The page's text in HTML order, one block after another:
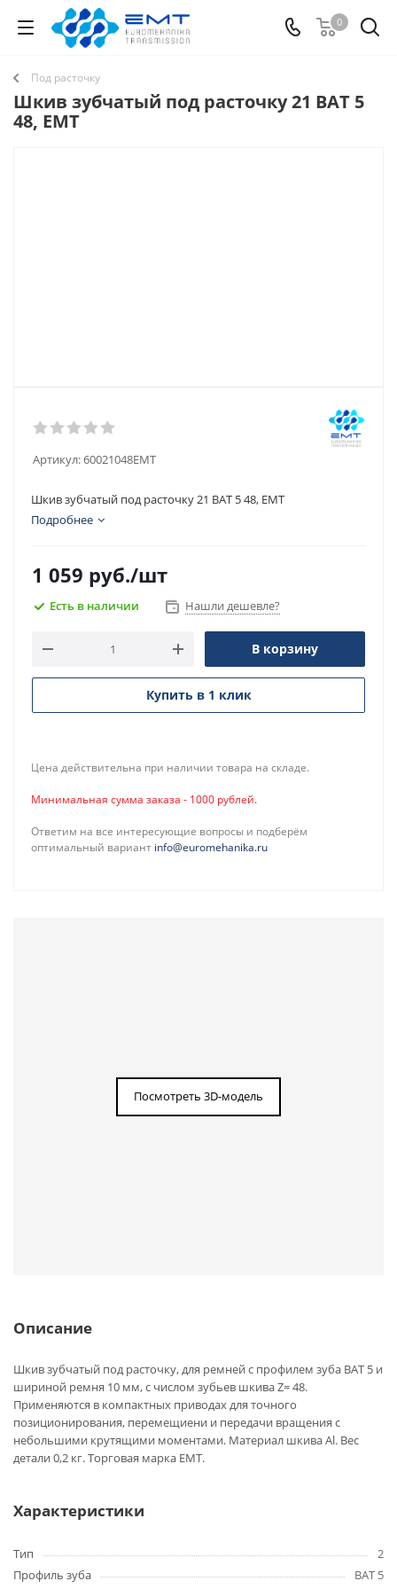
0
Под расточку
Шкив зубчатый под расточку 21 BAT 5
48, EMT
Артикул:60021048EMT
Шкив зубчатый под расточку 21 BAT 5 48, EMT
Подробнее
1 059 руб./шт
Есть в наличии Нашли дешевле?
В корзину
Купить в 1 клик
Цена действительна при наличии товара на складе.
Минимальная сумма заказа - 1000 рублей.
Ответим на все интересующие вопросы и подберём
оптимальный вариант info@euromehanika.ru
Посмотреть 3D-модель
Описание
Шкив зубчатый под расточку, для ремней с профилем зуба BAT 5 и
шириной ремня 10 мм, с числом зубьев шкива Z= 48.
Применяются в компактных приводах для точного
позиционирования, перемещиени и передачи вращения с
небольшими крутящими моментами. Материал шкива Al. Вес
детали 0,2 кг. Торговая марка EMT.
Характеристики
Тип
2
Профиль зуба
BAT 5